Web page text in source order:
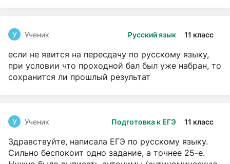
Русский язык 11 класс
У Ученик
если не явится на пересдачу по русскому языку,
при условии что проходной бал был уже набран, то
сохранится ли прошлый результат
Подготовка к ЕГЭ 11 класс
У Ученик
Здравствуйте, написала ЕГЭ по русскому языку.
Сильно беспокоит одно задание, а точнее 25-е.